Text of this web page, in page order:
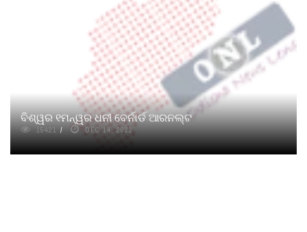
ବିଶ୍ୱର ୧ମନ୍ୱର ଧନୀ ବେର୍ନାର୍ଡ ଆରନଲ୍ଟ
15421 DEC 14, 2022